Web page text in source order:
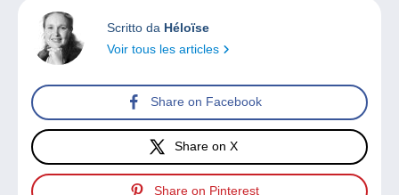
Scritto da Héloïse
Voir tous les articles
Share on Facebook
Share on X
Share on Pinterest